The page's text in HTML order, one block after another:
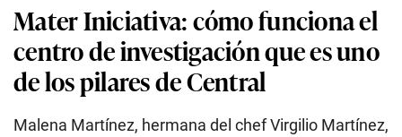
Mater Iniciativa: cómo funciona el
centro de investigación que es uno
de los pilares de Central
Malena Martínez, hermana del chef Virgilio Martínez,